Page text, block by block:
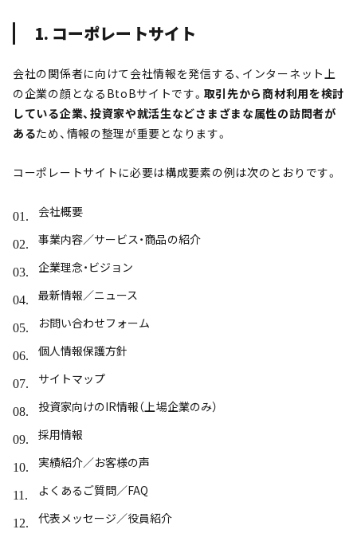
1. コーポレートサイト
会社の関係者に向けて会社情報を発信する、インターネット上
の企業の顔となるBtoBサイトです。 取引先から商材利用を検討
している企業、投資家や就活生などさまざまな属性の訪問者が
あるため、情報の整理が重要となります。
コーポレートサイトに必要は構成要素の例は次のとおりです。
会社概要
事業内容／サービス・商品の紹介
企業理念・ビジョン
最新情報／ニュース
お問い合わせフォーム
個人情報保護方針
サイトマップ
投資家向けのIR情報（上場企業のみ）
採用情報
実績紹介／お客様の声
よくあるご質問／FAQ
代表メッセージ／役員紹介